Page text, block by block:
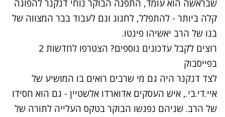
שבראשה הוא עומד, התפנה הבוקר נוחי דנקנר להפוגה
קלה ביותר - להתפלל, לחגוג וגם לעבוד בבר המצווה של
בנו של הרב יאשיהו פינטו.
רוצים לקבל עדכונים נוספים? הצטרפו לחדשות 2
בפייסבוק
לצד דנקנר היה גם מי שרבים רואים בו המושיע של
איי.די.בי., איש העסקים אדוארדו אלשטיין - גם הוא חסידו
של הרב. שניהם נפגשו הבוקר בטקס העלייה לתורה של